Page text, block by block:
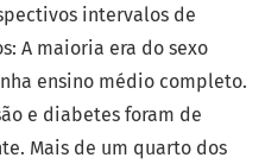
intervalos de
A maioria era do sexo
ensino médio completo.
e diabetes foram de
Mais de um quarto dos